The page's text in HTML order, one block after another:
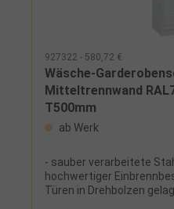
927322 - 580,72 €
Wäsche-
Mitteltrennwand
T500mm
ab Werk
- sauber verarbeitete
hochwertiger
Türen in Drehbolzen